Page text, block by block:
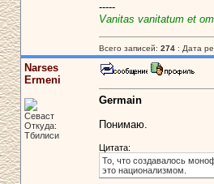
-----
Vanitas vanitatum et
Всего записей: 274: Дата
Narses
Ermeni
Севаст
Откуда:
Тбилиси
Germain
Понимаю.
Цитата:
То, что создавалось
это национализмом.